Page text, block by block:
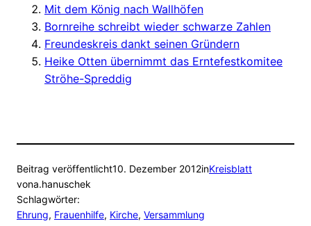
Mit dem König nach Wallhöfen
Bornreihe schreibt wieder schwarze Zahlen
Freundeskreis dankt seinen Gründern
Heike Otten übernimmt das Erntefestkomitee
Ströhe-Spreddig
Beitrag veröffentlicht10. Dezember 2012inKreisblatt
vona.hanuschek
Schlagwörter:
Ehrung, Frauenhilfe, Kirche, Versammlung